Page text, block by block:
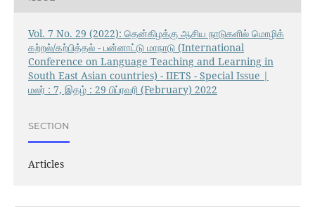
Vol. 7 No. 29 (2022): தென்கிழக்கு ஆசிய நாடுகளில் மொழிக்
கற்றல்/கற்பித்தல் - பன்னாட்டு மாநாடு (International
Conference on Language Teaching and Learning in
South East Asian countries) - IIETS - Special Issue |
மலர் : 7, இதழ் : 29 பிப்ரவரி (February) 2022
SECTION
Articles